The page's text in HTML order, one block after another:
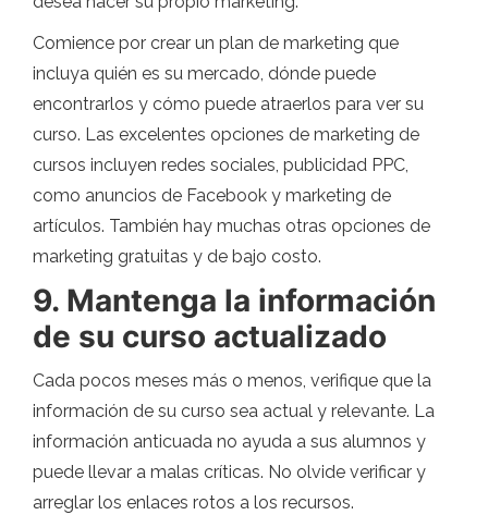
Comience por crear un plan de marketing que
incluya quién es su mercado, dónde puede
encontrarlos y cómo puede atraerlos para ver su
curso. Las excelentes opciones de marketing de
cursos incluyen redes sociales, publicidad PPC,
como anuncios de Facebook y marketing de
artículos. También hay muchas otras opciones de
marketing gratuitas y de bajo costo.
9. Mantenga la información
de su curso actualizado
Cada pocos meses más o menos, verifique que la
información de su curso sea actual y relevante. La
información anticuada no ayuda a sus alumnos y
puede llevar a malas críticas. No olvide verificar y
arreglar los enlaces rotos a los recursos.